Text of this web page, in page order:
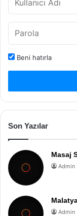
Beni hatırla
Son Yazılar
Masaj
Admin
Admin